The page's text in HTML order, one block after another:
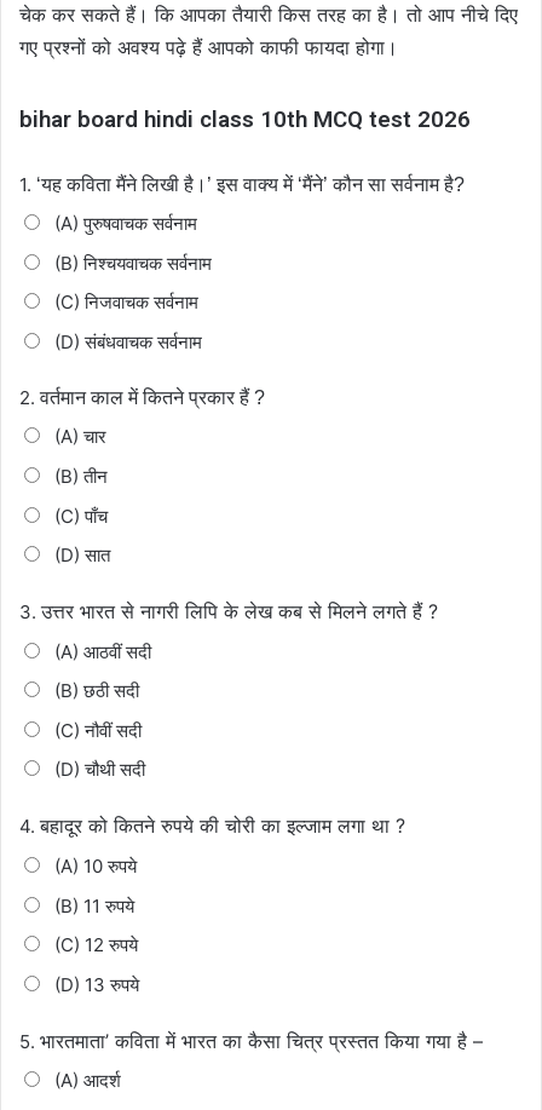
चेक कर सकते हैं। कि आपका तैयारी किस तरह का है। तो आप नीचे दिए
गए प्रश्नों को अवश्य पढ़े हैं आपको काफी फायदा होगा।
bihar board hindi class 10th MCQ test 2026
1. ‘यह कविता मैंने लिखी है।’ इस वाक्य में ‘मैंने’ कौन सा सर्वनाम है?
(A) पुरुषवाचक सर्वनाम
(B) निश्चयवाचक सर्वनाम
(C) निजवाचक सर्वनाम
(D) संबंधवाचक सर्वनाम
2.वर्तमान काल में कितने प्रकार हैं ?
(A) चार
(B) तीन
(C) पाँच
(D) सात
3.उत्तर भारत से नागरी लिपि के लेख कब से मिलने लगते हैं ?
(A) आठवीं सदी
(B) छठी सदी
(C) नौवीं सदी
(D) चौथी सदी
4.बहादूर को कितने रुपये की चोरी का इल्जाम लगा था ?
(A) 10 रुपये
(B) 11 रुपये
(C) 12 रुपये
(D) 13 रुपये
5. भारतमाता’ कविता में भारत का कैसा चित्र प्रस्तत किया गया है –
(A) आदर्श